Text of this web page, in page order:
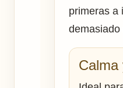
primeras a
demasiado
Calma